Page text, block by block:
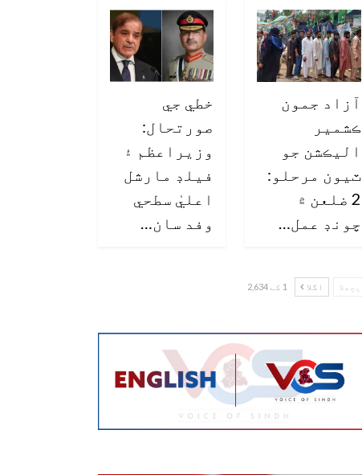
آزاد جمون
ڪشمير
اليڪشن جو
ٽيون مرحلو:
2 ضلعن ۾
چونڊ عمل…
خطي جي
صورتحال:
وزيراعظم ۽
فيلڊ مارشل
اعليٰ سطحي
وفد سان…
پچھلا اگلا 1 کے 2,634